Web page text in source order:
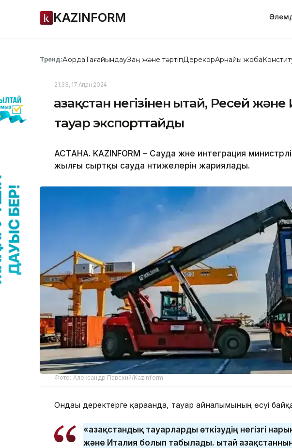
KAZINFORM
Тренд:АқордаТағайындауЗаң және тәртіпДерекқорАрнайы жоба
21:33, 17 Ақпан 2024
Қазақстан негізінен Қытай, Ресей
тауар экспорттайды
АСТАНА. KAZINFORM – Сауда және интеграция
жылғы сыртқы сауда нәтижелерін жариялады.
Фото: Александр Павский/Kazinform
Ондағы деректерге қарағанда, тауар айналымының өсуі
«Қазақстандық тауарларды өткізудің негізгі
және Италия болып табылады. Қытай